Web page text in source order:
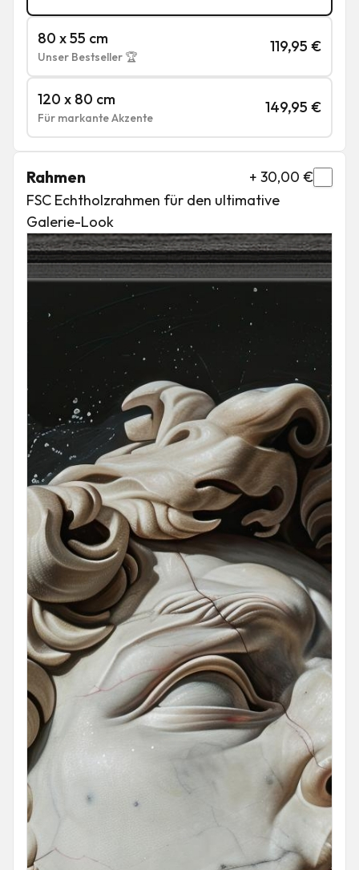
80 x 55 cm
Unser Bestseller 🏆
119,95 €
120 x 80 cm
Für markante Akzente
149,95 €
Rahmen + 30,00 €
FSC Echtholzrahmen für den ultimative
Galerie-Look